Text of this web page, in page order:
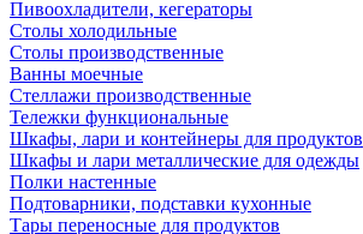
Пивоохладители, кегераторы
Столы холодильные
Столы производственные
Ванны моечные
Стеллажи производственные
Тележки функциональные
Шкафы, лари и контейнеры для продуктов
Шкафы и лари металлические для одежды
Полки настенные
Подтоварники, подставки кухонные
Тары переносные для продуктов